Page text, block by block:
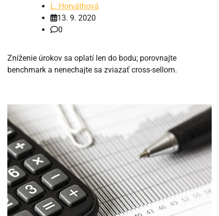
L. Horváthová
13. 9. 2020
0
Zníženie úrokov sa oplatí len do bodu; porovnajte
benchmark a nenechajte sa zviazať cross-sellom.